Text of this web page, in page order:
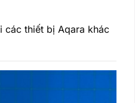
các thiết bị Aqara khác